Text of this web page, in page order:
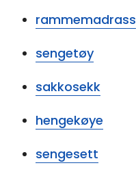
rammemadrass
sengetøy
sakkosekk
hengekøye
sengesett